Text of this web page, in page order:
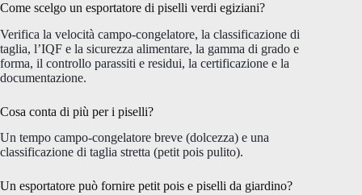
Come scelgo un esportatore di piselli verdi egiziani?
Verifica la velocità campo-congelatore, la classificazione di
taglia, l’IQF e la sicurezza alimentare, la gamma di grado e
forma, il controllo parassiti e residui, la certificazione e la
documentazione.
Cosa conta di più per i piselli?
Un tempo campo-congelatore breve (dolcezza) e una
classificazione di taglia stretta (petit pois pulito).
Un esportatore può fornire petit pois e piselli da giardino?